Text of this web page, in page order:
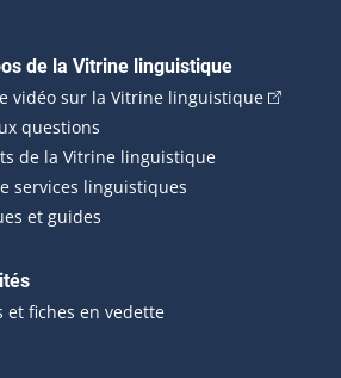
principale
de la Vitrine linguistique
vidéo sur la Vitrine linguistique(Cet
questions
de la Vitrine linguistique
services linguistiques
et guides
et fiches en vedette